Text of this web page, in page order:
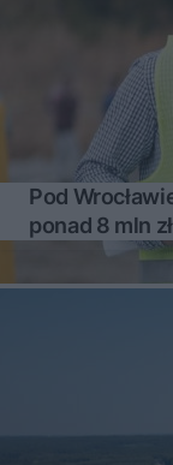
Pod
ponad 8 mln zł